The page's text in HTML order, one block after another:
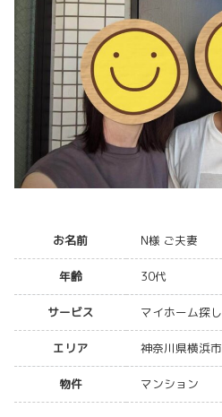
お名前 N様 ご夫妻
年齢 30代
サービス マイホーム探し
エリア 神奈川県横浜市
物件 マンション